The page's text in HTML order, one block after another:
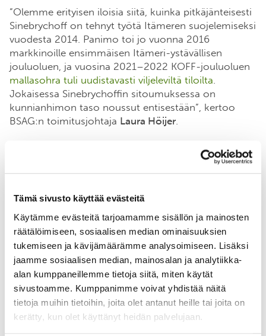
Tämä sivusto käyttää evästeitä
Käytämme evästeitä tarjoamamme sisällön ja mainosten
räätälöimiseen, sosiaalisen median ominaisuuksien
tukemiseen ja kävijämäärämme analysoimiseen. Lisäksi
jaamme sosiaalisen median, mainosalan ja analytiikka-
alan kumppaneillemme tietoja siitä, miten käytät
sivustoamme. Kumppanimme voivat yhdistää näitä
tietoja muihin tietoihin, joita olet antanut heille tai joita on
kerätty, kun olet käyttänyt heidän palvelujaan.
”Olemme erityisen iloisia siitä, kuinka pitkäjänteisesti
Sinebrychoff on tehnyt työtä Itämeren suojelemiseksi
vuodesta 2014. Panimo toi jo vuonna 2016
markkinoille ensimmäisen Itämeri-ystävällisen
jouluoluen, ja vuosina 2021–2022 KOFF-jouluoluen
mallasohra tuli uudistavasti viljeleviltä tiloilta.
Jokaisessa Sinebrychoffin sitoumuksessa on
kunnianhimon taso noussut entisestään”, kertoo
BSAG:n toimitusjohtaja Laura Höijer.
Uusimmassa sitoumuksessaan Sinebrychoff keskittyy
perustaa sisäisen asiantuntijatyöryhmän, joka
tuotannon ja viestinnän henkilöistä. Lisäksi yhtiö
kouluttaa työntekijöitään uudistavan viljelyn
periaatteista. Sinebrychoff jatkaa uudistavasti
viljeleviltä tiloilta tulevan jouluoluen tuotantoa ja
selvittää konseptin laajentamista muihin tuotteisiin.
Virvoitusjuomia valmistavana yrityksenä Sinebrychoff
perehtyy myös uudistavien viljelymenetelmien
mahdollisuuksiin sokerijuurikkaan viljelyssä.